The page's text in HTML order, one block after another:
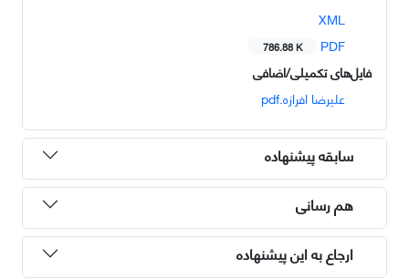
XML
PDF
786.88 K
فایل‌های تکمیلی/اضافی
علیرضا افرازه.pdf
سابقه پیشنهاده
هم رسانی
ارجاع به این پیشنهاده